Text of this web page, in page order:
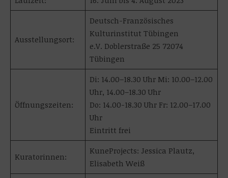
Ausstellungsort:
Deutsch-Französisches
Kulturinstitut Tübingen
e.V. Doblerstraße 25 72074
Tübingen
Öffnungszeiten:
Di: 14.00–18.30 Uhr Mi: 10.00–12.00
Uhr, 14.00–18.30 Uhr
Do: 14.00-18.30 Uhr Fr: 12.00–17.00
Uhr
Eintritt frei
Kuratorinnen:
KuneProjects: Jessica Plautz,
Elisabeth Weiß